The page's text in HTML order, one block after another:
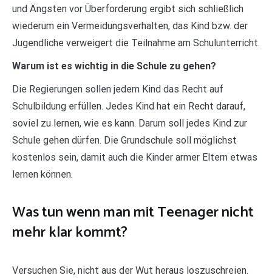
und Ängsten vor Überforderung ergibt sich schließlich
wiederum ein Vermeidungsverhalten, das Kind bzw. der
Jugendliche verweigert die Teilnahme am Schulunterricht.
Warum ist es wichtig in die Schule zu gehen?
Die Regierungen sollen jedem Kind das Recht auf
Schulbildung erfüllen. Jedes Kind hat ein Recht darauf,
soviel zu lernen, wie es kann. Darum soll jedes Kind zur
Schule gehen dürfen. Die Grundschule soll möglichst
kostenlos sein, damit auch die Kinder armer Eltern etwas
lernen können.
Was tun wenn man mit Teenager nicht
mehr klar kommt?
Versuchen Sie, nicht aus der Wut heraus loszuschreien.